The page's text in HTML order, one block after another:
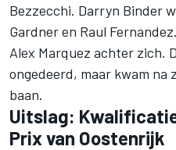
Bezzecchi. Darryn Binder
Gardneren Raul Fernandez.
Alex Marquez achter zich.
ongedeerd, maar kwam na
baan.
Uitslag: Kwalificatie
Prix van Oostenrijk